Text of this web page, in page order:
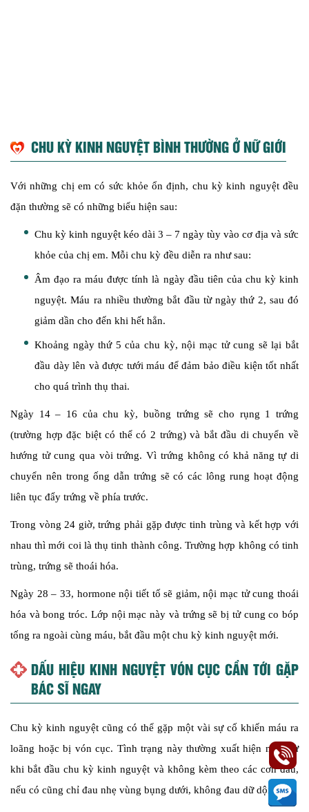
CHU KỲ KINH NGUYỆT BÌNH THƯỜNG Ở NỮ GIỚI
Với những chị em có sức khỏe ổn định, chu kỳ kinh nguyệt đều
đặn thường sẽ có những biểu hiện sau:
Chu kỳ kinh nguyệt kéo dài 3 – 7 ngày tùy vào cơ địa và sức
khỏe của chị em. Mỗi chu kỳ đều diễn ra như sau:
Âm đạo ra máu được tính là ngày đầu tiên của chu kỳ kinh
nguyệt. Máu ra nhiều thường bắt đầu từ ngày thứ 2, sau đó
giảm dần cho đến khi hết hẳn.
Khoảng ngày thứ 5 của chu kỳ, nội mạc tử cung sẽ lại bắt
đầu dày lên và được tưới máu để đảm bảo điều kiện tốt nhất
cho quá trình thụ thai.
Ngày 14 – 16 của chu kỳ, buồng trứng sẽ cho rụng 1 trứng
(trường hợp đặc biệt có thể có 2 trứng) và bắt đầu di chuyển về
hướng tử cung qua vòi trứng. Vì trứng không có khả năng tự di
chuyển nên trong ống dẫn trứng sẽ có các lông rung hoạt động
liên tục đẩy trứng về phía trước.
Trong vòng 24 giờ, trứng phải gặp được tinh trùng và kết hợp với
nhau thì mới coi là thụ tinh thành công. Trường hợp không có tinh
trùng, trứng sẽ thoái hóa.
Ngày 28 – 33, hormone nội tiết tố sẽ giảm, nội mạc tử cung thoái
hóa và bong tróc. Lớp nội mạc này và trứng sẽ bị tử cung co bóp
tống ra ngoài cùng máu, bắt đầu một chu kỳ kinh nguyệt mới.
DẤU HIỆU KINH NGUYỆT VÓN CỤC CẦN TỚI GẶP
BÁC SĨ NGAY
Chu kỳ kinh nguyệt cũng có thể gặp một vài sự cố khiến máu ra
loãng hoặc bị vón cục. Tình trạng này thường xuất hiện ngay từ
khi bắt đầu chu kỳ kinh nguyệt và không kèm theo các cơn đau,
nếu có cũng chỉ đau nhẹ vùng bụng dưới, không đau dữ dội.